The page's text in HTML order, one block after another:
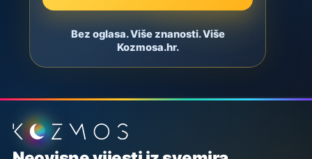
Bez oglasa. Više znanosti. Više
Kozmosa.hr.
Podnožje stranice